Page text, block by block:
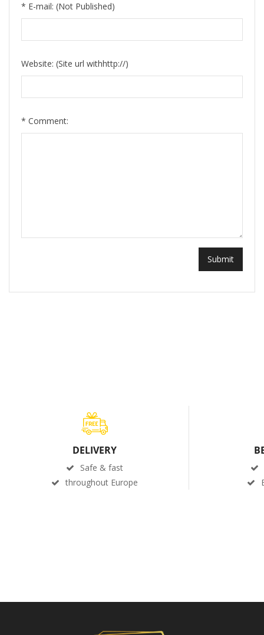
* E-mail: (Not Published)
Website: (Site url withhttp://)
* Comment:
DELIVERY
Safe & fast
throughout Europe